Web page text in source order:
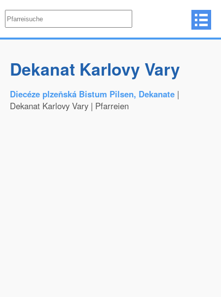
Dekanat Karlovy Vary
Diecéze plzeňská Bistum Pilsen, Dekanate |
Dekanat Karlovy Vary | Pfarreien